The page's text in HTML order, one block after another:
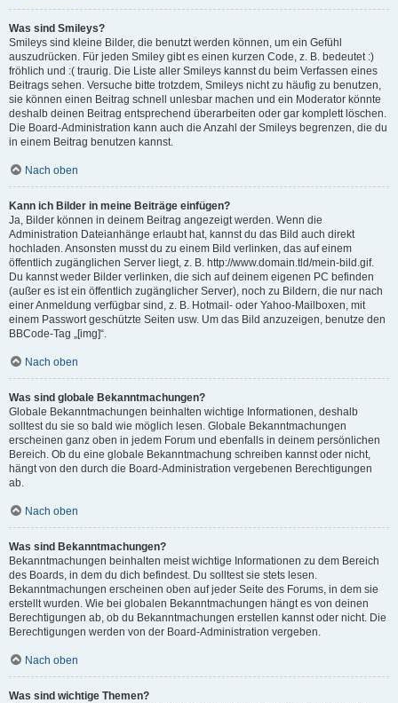
Was sind Smileys?
Smileys sind kleine Bilder, die benutzt werden können, um ein Gefühl
auszudrücken. Für jeden Smiley gibt es einen kurzen Code, z. B. bedeutet :)
fröhlich und :( traurig. Die Liste aller Smileys kannst du beim Verfassen eines
Beitrags sehen. Versuche bitte trotzdem, Smileys nicht zu häufig zu benutzen,
sie können einen Beitrag schnell unlesbar machen und ein Moderator könnte
deshalb deinen Beitrag entsprechend überarbeiten oder gar komplett löschen.
Die Board-Administration kann auch die Anzahl der Smileys begrenzen, die du
in einem Beitrag benutzen kannst.
Nach oben
Kann ich Bilder in meine Beiträge einfügen?
Ja, Bilder können in deinem Beitrag angezeigt werden. Wenn die
Administration Dateianhänge erlaubt hat, kannst du das Bild auch direkt
hochladen. Ansonsten musst du zu einem Bild verlinken, das auf einem
öffentlich zugänglichen Server liegt, z. B. http://www.domain.tld/mein-bild.gif.
Du kannst weder Bilder verlinken, die sich auf deinem eigenen PC befinden
(außer es ist ein öffentlich zugänglicher Server), noch zu Bildern, die nur nach
einer Anmeldung verfügbar sind, z. B. Hotmail- oder Yahoo-Mailboxen, mit
einem Passwort geschützte Seiten usw. Um das Bild anzuzeigen, benutze den
BBCode-Tag „[img]“.
Nach oben
Was sind globale Bekanntmachungen?
Globale Bekanntmachungen beinhalten wichtige Informationen, deshalb
solltest du sie so bald wie möglich lesen. Globale Bekanntmachungen
erscheinen ganz oben in jedem Forum und ebenfalls in deinem persönlichen
Bereich. Ob du eine globale Bekanntmachung schreiben kannst oder nicht,
hängt von den durch die Board-Administration vergebenen Berechtigungen
ab.
Nach oben
Was sind Bekanntmachungen?
Bekanntmachungen beinhalten meist wichtige Informationen zu dem Bereich
des Boards, in dem du dich befindest. Du solltest sie stets lesen.
Bekanntmachungen erscheinen oben auf jeder Seite des Forums, in dem sie
erstellt wurden. Wie bei globalen Bekanntmachungen hängt es von deinen
Berechtigungen ab, ob du Bekanntmachungen erstellen kannst oder nicht. Die
Berechtigungen werden von der Board-Administration vergeben.
Nach oben
Was sind wichtige Themen?